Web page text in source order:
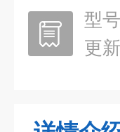
型号
更